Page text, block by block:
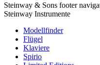
Steinway & Sons footer
Steinway Instrumente
Modellfinder
Flügel
Klaviere
Spirio